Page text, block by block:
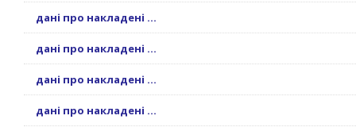
дані про накладені ...
дані про накладені ...
дані про накладені ...
дані про накладені ...